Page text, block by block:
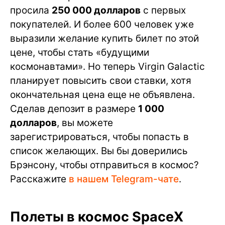
просила 250 000 долларов с первых
покупателей. И более 600 человек уже
выразили желание купить билет по этой
цене, чтобы стать «будущими
космонавтами». Но теперь Virgin Galactic
планирует повысить свои ставки, хотя
окончательная цена еще не объявлена.
Сделав депозит в размере 1 000
долларов, вы можете
зарегистрироваться, чтобы попасть в
список желающих. Вы бы доверились
Брэнсону, чтобы отправиться в космос?
Расскажите в нашем Telegram-чате.
Полеты в космос SpaceX